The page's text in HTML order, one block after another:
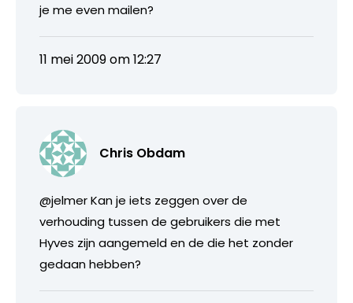
je me even mailen?
11 mei 2009 om 12:27
Chris Obdam
@jelmer Kan je iets zeggen over de
verhouding tussen de gebruikers die met
Hyves zijn aangemeld en de die het zonder
gedaan hebben?